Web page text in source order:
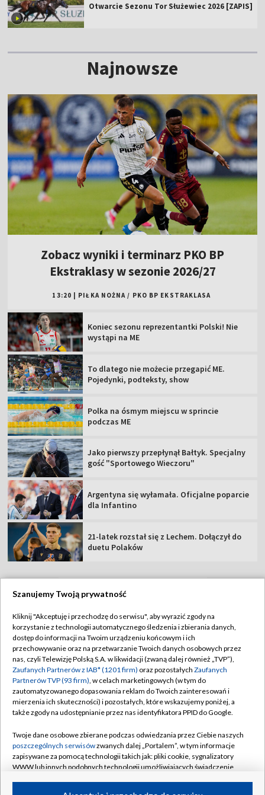
Otwarcie Sezonu Tor Służewiec 2026 [ZAPIS]
Najnowsze
Zobacz wyniki i terminarz PKO BP
Ekstraklasy w sezonie 2026/27
13:20 PIŁKA NOŻNA / PKO BP EKSTRAKLASA
Koniec sezonu reprezentantki Polski! Nie
wystąpi na ME
To dlatego nie możecie przegapić ME.
Pojedynki, podteksty, show
Polka na ósmym miejscu w sprincie
podczas ME
Jako pierwszy przepłynął Bałtyk. Specjalny
gość "Sportowego Wieczoru"
Argentyna się wyłamała. Oficjalne poparcie
dla Infantino
21-latek rozstał się z Lechem. Dołączył do
duetu Polaków
Abonament TVP
Sklep TVP
Biuro Reklamy
Oferta Handlowa
Telegazeta ogłoszenia
Rada Programowa
Ogłoszenia przetargowe
Akademia Telewizyjna
Regulamin TVP
Polityka prywatności
Moje zgody
Biuro reklamy
Kontakt
Kanały
©2026 Telewizja Polska Spółka Akcyjna w likwidacji
Szanujemy Twoją prywatność
Kliknij "Akceptuję i przechodzę do serwisu", aby wyrazić zgody na
korzystanie z technologii automatycznego śledzenia i zbierania danych,
dostęp do informacji na Twoim urządzeniu końcowym i ich
przechowywanie oraz na przetwarzanie Twoich danych osobowych przez
nas, czyli Telewizję Polską S.A. w likwidacji (zwaną dalej również „TVP”),
Zaufanych Partnerów z IAB* (1201 firm) oraz pozostałych Zaufanych
Partnerów TVP (93 firm), w celach marketingowych (w tym do
zautomatyzowanego dopasowania reklam do Twoich zainteresowań i
mierzenia ich skuteczności) i pozostałych, które wskazujemy poniżej, a
także zgody na udostępnianie przez nas identyfikatora PPID do Google.
Twoje dane osobowe zbierane podczas odwiedzania przez Ciebie naszych
poszczególnych serwisówzwanych dalej „Portalem”, w tym informacje
zapisywane za pomocą technologii takich jak: pliki cookie, sygnalizatory
WWW lub innych podobnych technologii umożliwiających świadczenie